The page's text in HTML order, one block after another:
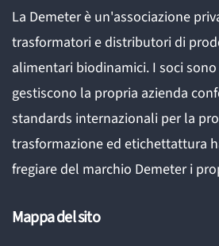
La Demeter è un'associazione
trasformatori e distributori di
alimentari biodinamici. I soci
gestiscono la propria azienda
standards internazionali per la
trasformazione ed etichettattura
fregiare del marchio Demeter i
Mappa del sito